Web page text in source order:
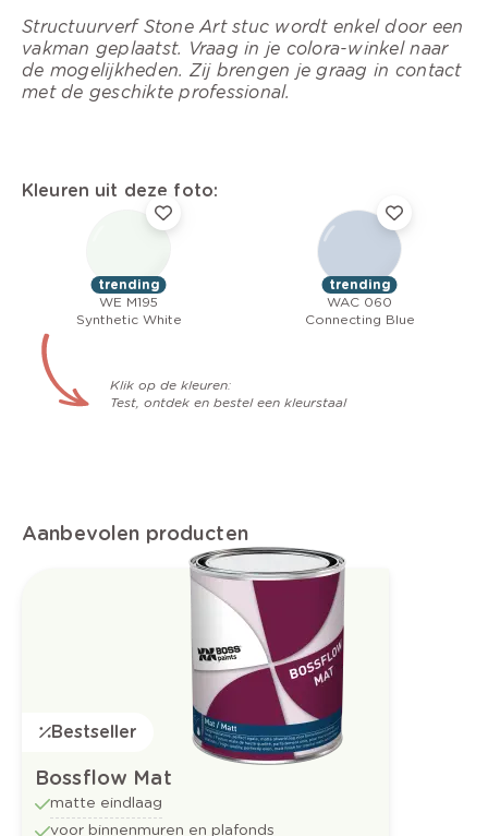
Structuurverf Stone Art stuc wordt enkel door een
vakman geplaatst. Vraag in je colora-winkel naar
de mogelijkheden. Zij brengen je graag in contact
met de geschikte professional.
Kleuren uit deze foto:
trending
WE M195
Synthetic White
trending
WAC 060
Connecting Blue
Klik op de kleuren:
Test, ontdek en bestel een kleurstaal
Aanbevolen producten
Bestseller
Bossflow Mat
matte eindlaag
voor binnenmuren en plafonds